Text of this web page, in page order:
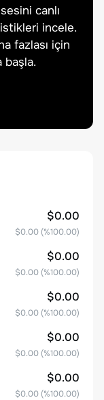
canlı
incele.
fazlası için
başla.
$0.00
$0.00 (%100.00)
$0.00
$0.00 (%100.00)
$0.00
$0.00 (%100.00)
$0.00
$0.00 (%100.00)
$0.00
$0.00 (%100.00)